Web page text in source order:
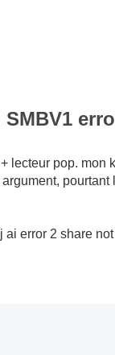
SMBV1
lecteur pop. mon
pourtant
error 2 share not